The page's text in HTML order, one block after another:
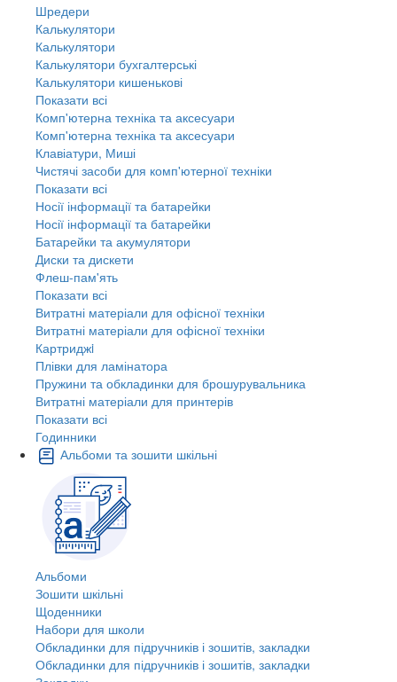
Шредери
Калькулятори
Калькулятори
Калькулятори бухгалтерські
Калькулятори кишенькові
Показати всі
Комп'ютерна техніка та аксесуари
Комп'ютерна техніка та аксесуари
Клавіатури, Миші
Чистячі засоби для комп'ютерної техніки
Показати всі
Носії інформації та батарейки
Носії інформації та батарейки
Батарейки та акумулятори
Диски та дискети
Флеш-пам'ять
Показати всі
Витратні матеріали для офісної техніки
Витратні матеріали для офісної техніки
Картриджi
Плівки для ламінатора
Пружини та обкладинки для брошурувальника
Витратні матеріали для принтерів
Показати всі
Годинники
Альбоми та зошити шкільні
Альбоми
Зошити шкільні
Щоденники
Набори для школи
Обкладинки для підручників і зошитів, закладки
Обкладинки для підручників і зошитів, закладки